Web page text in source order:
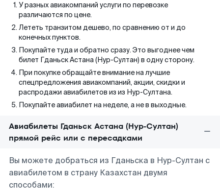
У разных авиакомпаний услуги по перевозке
различаются по цене.
Лететь транзитом дешево, по сравнению от и до
конечных пунктов.
Покупайте туда и обратно сразу. Это выгоднее чем
билет Гданьск Астана (Нур-Султан) в одну сторону.
При покупке обращайте внимание на лучшие
спецпредложения авиакомпаний, акции, скидки и
распродажи авиабилетов из из Нур-Султана.
Покупайте авиабилет на неделе, а не в выходные.
Авиабилеты Гданьск Астана (Нур-Султан)
прямой рейс или с пересадками
Вы можете добраться из Гданьска в Нур-Султан с
авиабилетом в страну Казахстан двумя
способами: